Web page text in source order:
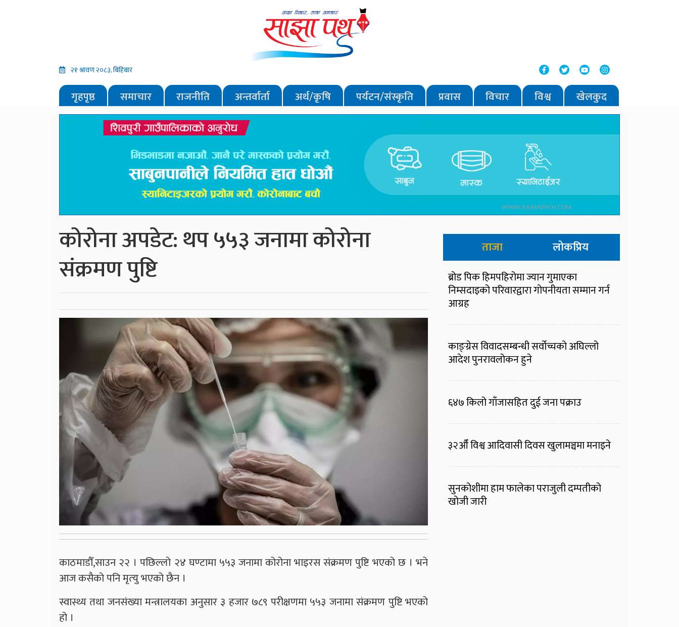
२१ श्रावण २०८३, बिहिबार
गृहपृष्ठ समाचार राजनीति अन्तर्वार्ता अर्थ/कृषि पर्यटन/संस्कृति प्रवास विचार विश्व खेलकुद
कोरोना अपडेट: थप ५५३ जनामा कोरोना
संक्रमण पुष्टि
काठमाडौँ,साउन २२ । पछिल्लो २४ घण्टामा ५५३ जनामा कोरोना भाइरस संक्रमण पुष्टि भएको छ । भने
आज कसैको पनि मृत्‍यु भएको छैन ।
स्वास्थ्य तथा जनसंख्या मन्त्रालयका अनुसार ३ हजार ७८९ परीक्षणमा ५५३ जनामा संक्रमण पुष्टि भएको
हो ।
ताजा लोकप्रिय
ब्रोड पिक हिमपहिरोमा ज्यान गुमाएका
निम्सदाइको परिवारद्वारा गोपनीयता सम्मान गर्न
आग्रह
काङ्ग्रेस विवादसम्बन्धी सर्वोच्चको अघिल्लो
आदेश पुनरावलोकन हुने
६४७ किलो गाँजासहित दुई जना पक्राउ
३२औँ विश्व आदिवासी दिवस खुलामञ्चमा मनाइने
सुनकोशीमा हाम फालेका पराजुली दम्पतीको
खोजी जारी